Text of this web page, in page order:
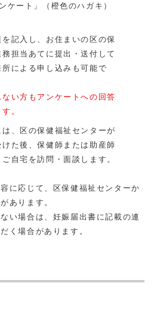
ケート」（橙色のハガキ）
記入し、お住まいの区の保
担当あてに提出・送付して
による申し込みも可能で
い方もアンケートへの回答
。
、区の保健福祉センターが
た後、保健師または助産師
自宅を訪問・面談します。
応じて、区保健福祉センターか
あります。
場合は、妊娠届出書に記載の連
く場合があります。